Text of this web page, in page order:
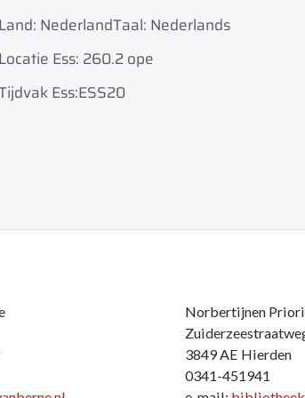
Land: NederlandTaal: Nederlands
Locatie Ess: 260.2 ope
Ess:ESS20
Norbertijnen
3849 AE Hierden
0341-451941